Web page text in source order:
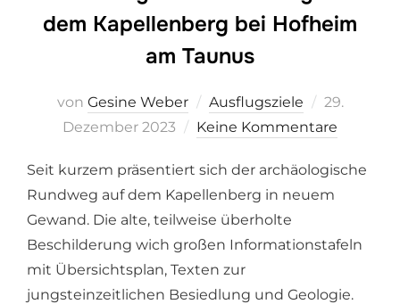
dem Kapellenberg bei Hofheim
am Taunus
von Gesine Weber Ausflugsziele
am
29.
Dezember 2023
Keine Kommentare
Seit kurzem präsentiert sich der archäologische
Rundweg auf dem Kapellenberg in neuem
Gewand. Die alte, teilweise überholte
Beschilderung wich großen Informationstafeln
mit Übersichtsplan, Texten zur
jungsteinzeitlichen Besiedlung und Geologie.